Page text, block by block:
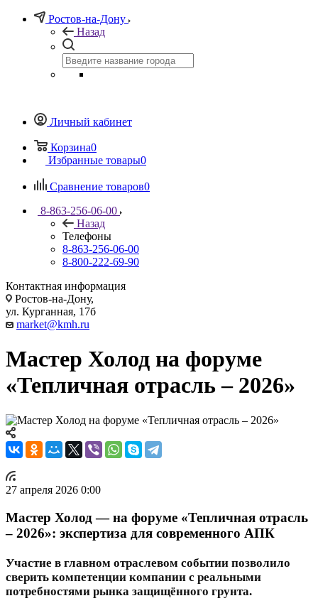
Ростов-на-Дону
Назад
Личный кабинет
Корзина0
Избранные товары0
Сравнение товаров0
8-863-256-06-00
Назад
Телефоны
8-863-256-06-00
8-800-222-69-90
Контактная информация
Ростов-на-Дону,
ул. Курганная, 17б
market@kmh.ru
Мастер Холод на форуме
«Тепличная отрасль – 2026»
27 апреля 2026 0:00
Мастер Холод — на форуме «Тепличная отрасль
– 2026»: экспертиза для современного АПК
Участие в главном отраслевом событии позволило
сверить компетенции компании с реальными
потребностями рынка защищённого грунта.